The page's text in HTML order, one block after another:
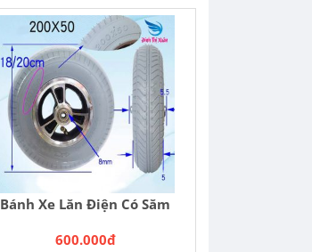
Bánh Xe Lăn Điện Có Săm
600.000đ